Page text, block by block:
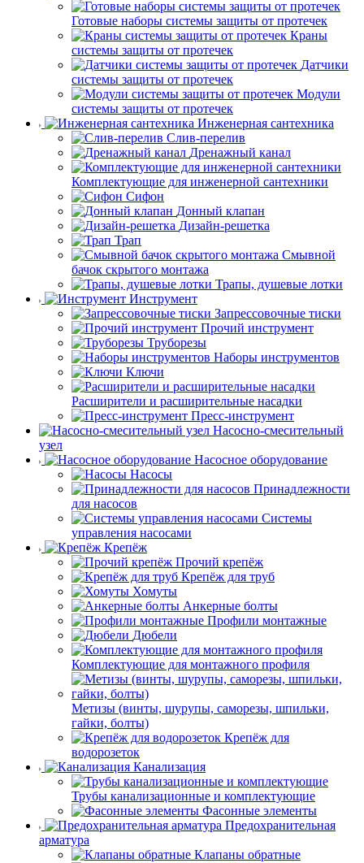
Готовые наборы системы защиты от протечек
Краны
системы защиты от протечек
Датчики
системы защиты от протечек
Модули
системы защиты от протечек
Инженерная сантехника
Слив-перелив
Дренажный канал
Комплектующие для инженерной сантехники
Сифон
Донный клапан
Дизайн-решетка
Трап
Смывной
бачок скрытого монтажа
Трапы, душевые лотки
Инструмент
Запрессовочные тиски
Прочий инструмент
Труборезы
Наборы инструментов
Ключи
Расширители и расширительные насадки
Пресс-инструмент
Насосно-смесительный
узел
Насосное оборудование
Насосы
Принадлежности
для насосов
Системы
управления насосами
Крепёж
Прочий крепёж
Крепёж для труб
Хомуты
Анкерные болты
Профили монтажные
Дюбели
Комплектующие для монтажного профиля
Метизы (винты, шурупы, саморезы, шпильки,
гайки, болты)
Крепёж для
водорозеток
Канализация
Трубы канализационные и комплектующие
Фасонные элементы
Предохранительная
арматура
Клапаны обратные